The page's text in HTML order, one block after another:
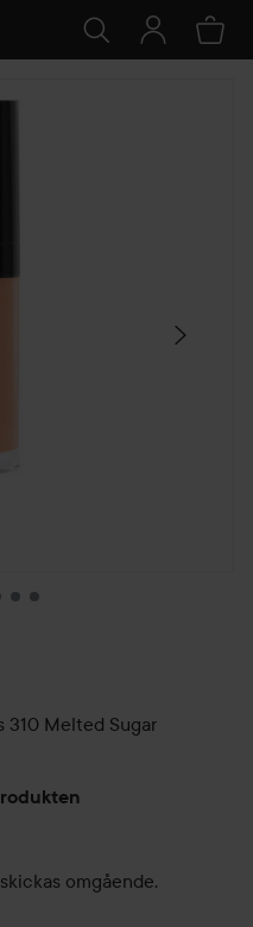
310 Melted Sugar
omgående.